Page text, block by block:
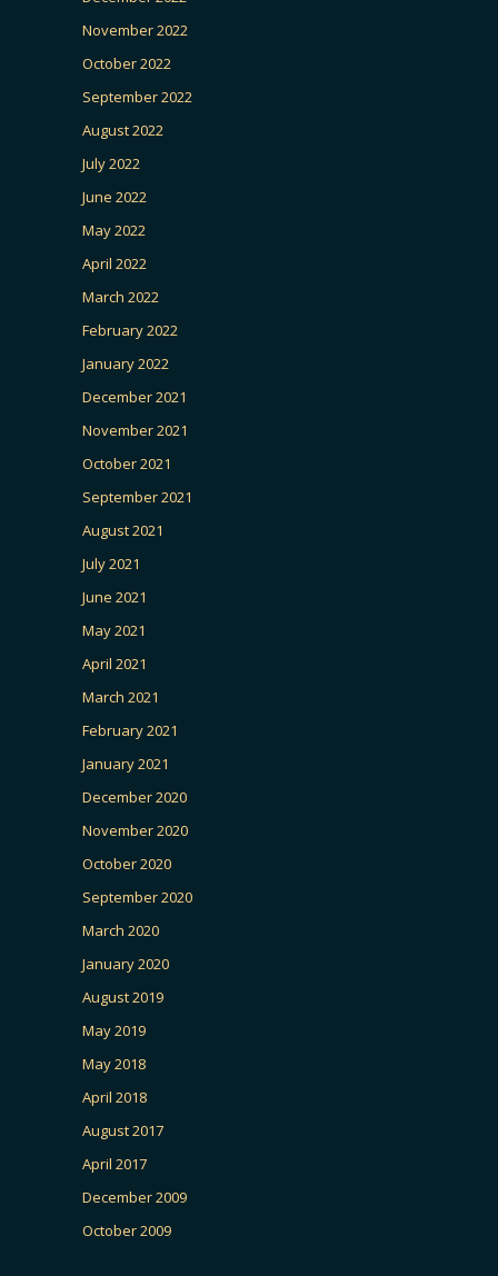
November 2022
October 2022
September 2022
August 2022
July 2022
June 2022
May 2022
April 2022
March 2022
February 2022
January 2022
December 2021
November 2021
October 2021
September 2021
August 2021
July 2021
June 2021
May 2021
April 2021
March 2021
February 2021
January 2021
December 2020
November 2020
October 2020
September 2020
March 2020
January 2020
August 2019
May 2019
May 2018
April 2018
August 2017
April 2017
December 2009
October 2009